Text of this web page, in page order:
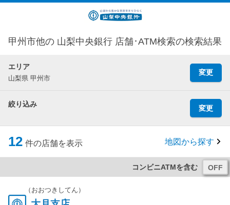
甲州市他の 山梨中央銀行 店舗･ATM検索の検索結果
エリア
山梨県 甲州市
変更
絞り込み 変更
12 件の店舗を表示 地図から探す
コンビニATMを含む
（おおつきしてん）